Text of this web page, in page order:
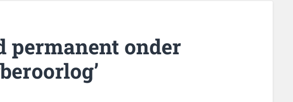
permanent onder